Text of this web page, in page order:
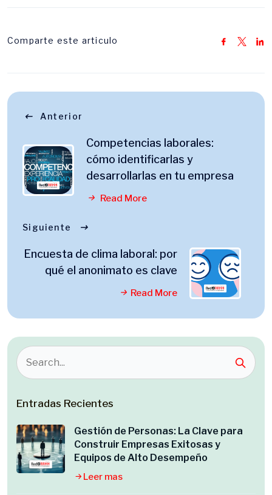
Comparte este articulo
Anterior
Competencias laborales:
cómo identificarlas y
desarrollarlas en tu empresa
Read More
Siguiente
Encuesta de clima laboral: por
qué el anonimato es clave
Read More
Entradas Recientes
Gestión de Personas: La Clave para
Construir Empresas Exitosas y
Equipos de Alto Desempeño
Leer mas